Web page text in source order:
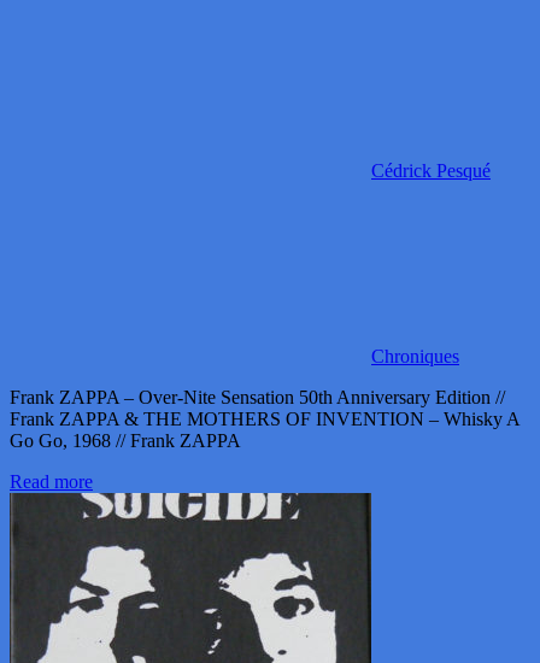
Cédrick Pesqué
Chroniques
Frank ZAPPA – Over-Nite Sensation 50th Anniversary Edition //
Frank ZAPPA & THE MOTHERS OF INVENTION – Whisky A
Go Go, 1968 // Frank ZAPPA
Read more